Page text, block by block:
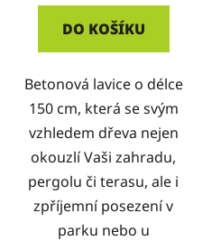
DO KOŠÍKU
Betonová lavice o délce
150 cm, která se svým
vzhledem dřeva nejen
okouzlí Vaši zahradu,
pergolu či terasu, ale i
zpříjemní posezení v
parku nebo u